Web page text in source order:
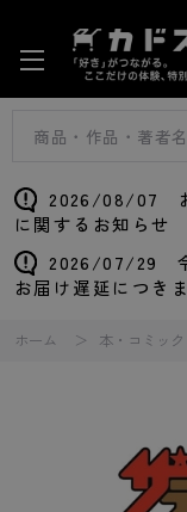
2026/08/07 お
に関するお知らせ
2026/07/29 令
お届け遅延につき
ホーム 本・コミッ